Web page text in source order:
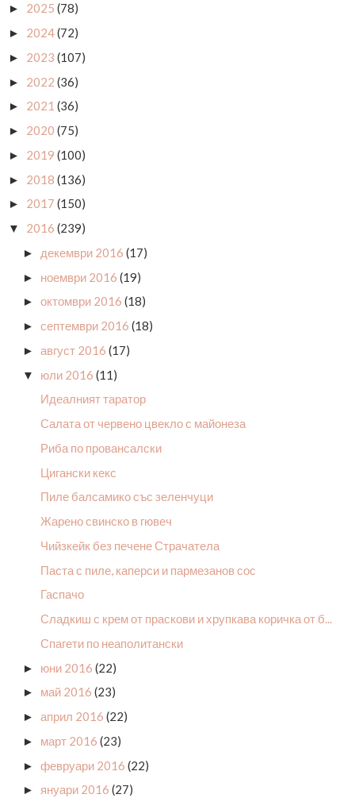
► 2025 (78)
► 2024(72)
► 2023 (107)
► 2022 (36)
► 2021 (36)
► 2020 (75)
► 2019 (100)
► 2018 (136)
► 2017 (150)
▼ 2016 (239)
► декември 2016 (17)
► ноември 2016 (19)
► октомври 2016 (18)
► септември 2016 (18)
► август 2016 (17)
▼ юли 2016 (11)
Идеалният таратор
Салата от червено цвекло с майонеза
Риба по провансалски
Цигански кекс
Пиле балсамико със зеленчуци
Жарено свинско в гювеч
Чийзкейк без печене Страчатела
Паста с пиле, каперси и пармезанов сос
Гаспачо
Сладкиш с крем от праскови и хрупкава коричка от б...
Спагети по неаполитански
► юни 2016 (22)
► май 2016 (23)
► април 2016 (22)
► март 2016 (23)
► февруари 2016 (22)
► януари 2016 (27)